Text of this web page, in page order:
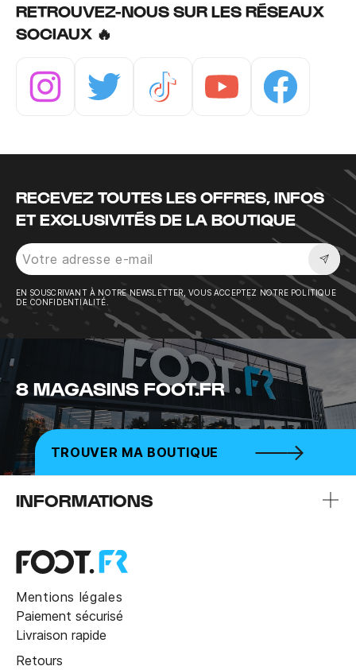
RETROUVEZ-NOUS SUR LES RÉSEAUX
SOCIAUX 🔥
RECEVEZ TOUTES LES OFFRES, INFOS
ET EXCLUSIVITÉS DE LA BOUTIQUE
EN SOUSCRIVANT À NOTRE NEWSLETTER, VOUS ACCEPTEZ NOTRE POLITIQUE
DE CONFIDENTIALITÉ.
8 MAGASINS FOOT.FR
TROUVER MA BOUTIQUE
INFORMATIONS
Mentions légales
Paiement sécurisé
Livraison rapide
Retours